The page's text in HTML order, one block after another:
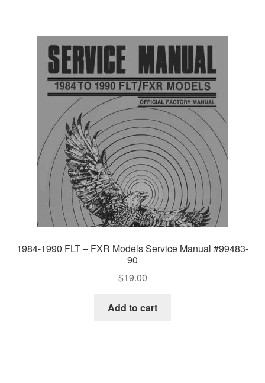
1984-1990 FLT – FXR Models Service Manual #99483-
90
$19.00
Add to cart